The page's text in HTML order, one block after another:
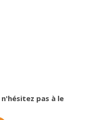
pas à le